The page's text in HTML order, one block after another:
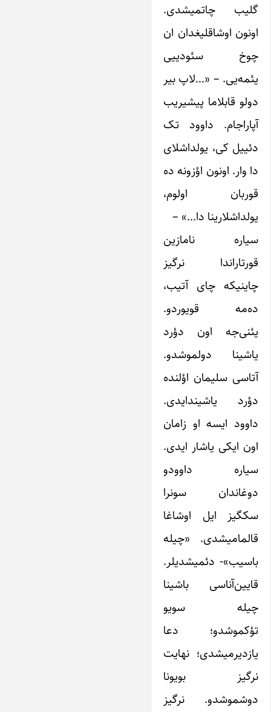
گلیب چاتمیشدی.
اونون اوشاقلیغدان ان
چوخ سئودییی
یئمه‌یی. – «…لاپ بیر
دولو قابلاما پیشیریب
آپاراجام. داوود تک
دئییل کی، یولداشلای
دا وار. اونون اؤزونه ده
قوربان اولوم،
یولداشلارینا دا…» –
سیاره نامازین
قورتاراندا نرگیز
چاینیکه چای آتیب،
ده‌مه قویوردو.
یئنی‌جه اون دؤرد
یاشینا دولموشدو.
آتاسی سلیمان اؤلنده
دؤرد یاشیندایدی.
داوود ایسه او زامان
اون ایکی یاشار ایدی.
سیاره داوودو
دوغاندان سونرا
سکگیز ایل اوشاغا
قالمامیشدی. «چیله
باسیب»- دئمیشدیلر.
قایین‌آناسی باشینا
چیله سویو
تؤکموشدو؛ دعا
یازدیرمیشدی؛ نهایت
نرگیز بویونا
دوشموشدو. نرگیز